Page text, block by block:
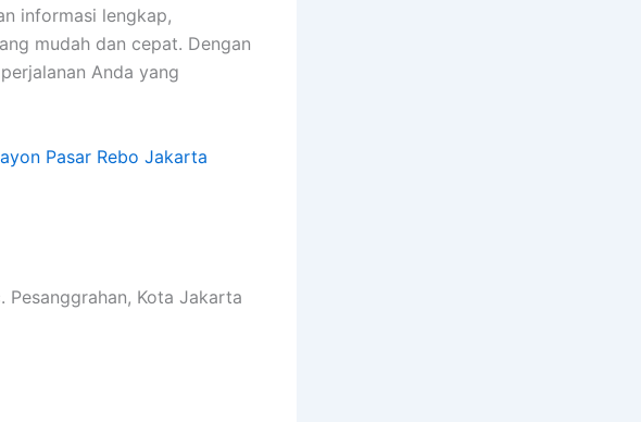
informasi lengkap,
mudah dan cepat. Dengan
Anda yang
Pasar Rebo Jakarta
Pesanggrahan, Kota Jakarta